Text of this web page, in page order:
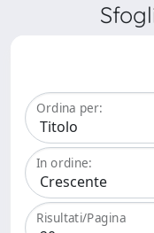
Ordina per:
In ordine:
Risultati/Pagina